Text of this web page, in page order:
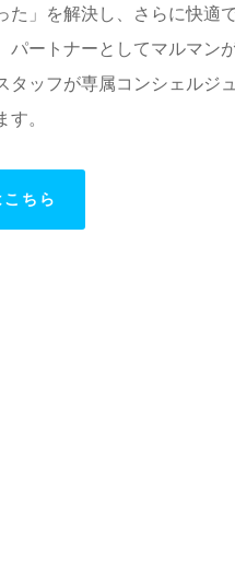
た」を解決し、さらに快適
パートナーとしてマルマン
タッフが専属コンシェルジ
す。
ちら